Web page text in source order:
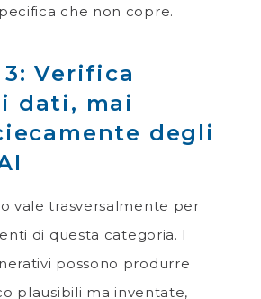
che non copre.
Verifica
dati, mai
degli
vale trasversalmente per
di questa categoria. I
possono produrre
plausibili ma inventate,